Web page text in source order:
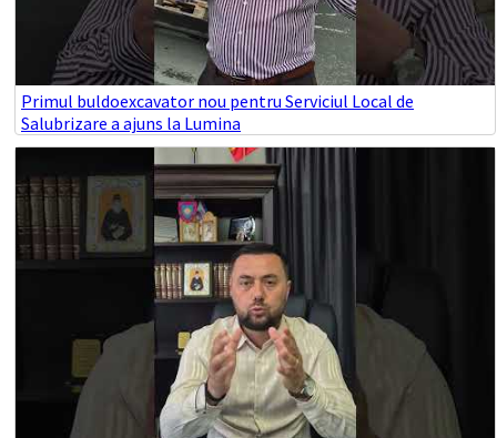
Primul buldoexcavator nou pentru Serviciul Local de
Salubrizare a ajuns la Lumina